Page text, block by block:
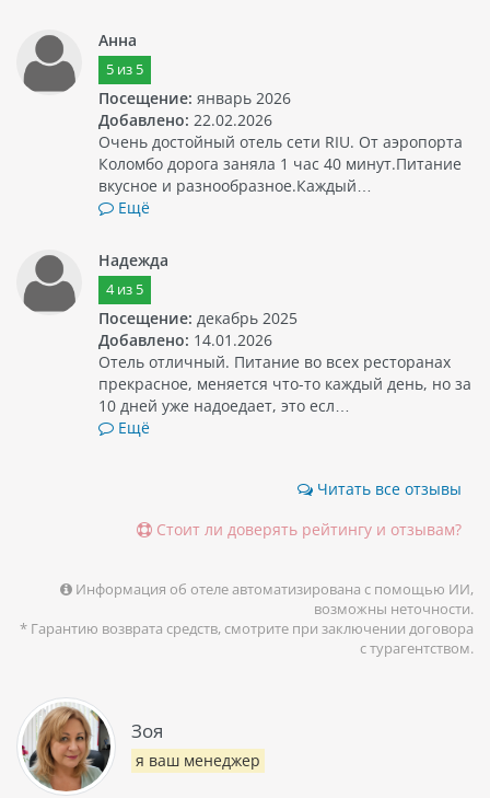
Анна
5из 5
Посещение: январь 2026
Добавлено: 22.02.2026
Очень достойный отель сети RIU. От аэропорта
Коломбо дорога заняла 1 час 40 минут.Питание
вкусное и разнообразное.Каждый…
Ещё
Надежда
4из 5
Посещение: декабрь 2025
Добавлено: 14.01.2026
Отель отличный. Питание во всех ресторанах
прекрасное, меняется что-то каждый день, но за
10 дней уже надоедает, это есл…
Ещё
Читать все отзывы
Стоит ли доверять рейтингу и отзывам?
Информация об отеле автоматизирована с помощью ИИ,
возможны неточности.
* Гарантию возврата средств, смотрите при заключении договора
с турагентством.
Зоя
я ваш менеджер